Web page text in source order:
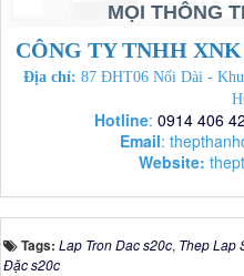
MỌI THÔNG
CÔNG TY TNHH
Địa chỉ: 87 ĐHT06 Nối Dài -
Hotline: 0914 406
Email:
Website:
Tags: Lap Tron Dac s20c, Thep Lap
Đặc s20c